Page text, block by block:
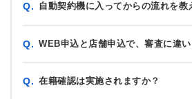
Q. 自動契約機に入ってからの流れを教
Q. WEB申込と店舗申込で、審査に違
Q. 在籍確認は実施されますか？